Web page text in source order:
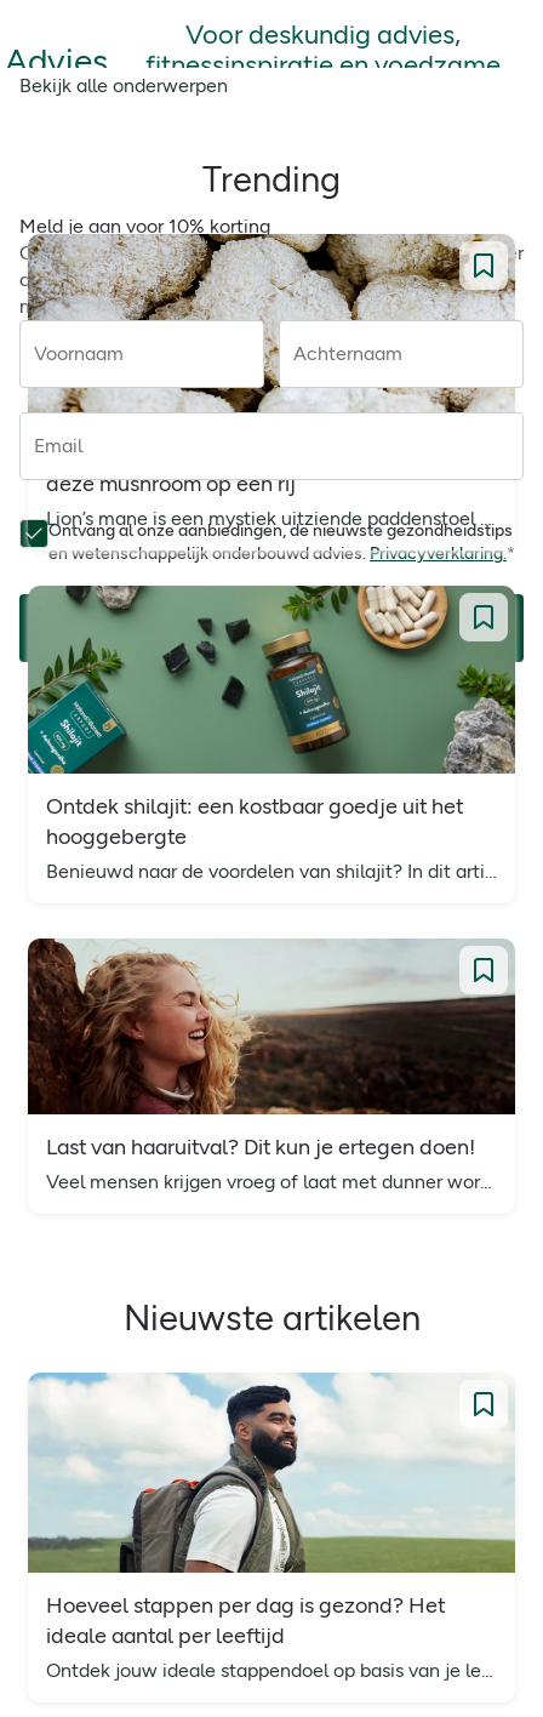
Advies
Voor deskundig advies,
fitnessinspiratie en voedzame
Bekijk alle onderwerpen
Trending
Lion’s mane: alle voordelen en het gebruik van
deze mushroom op een rij
Lion’s mane is een mystiek uitziende paddenstoel met vele werkingen maar ook veelzijdig in geschiedenis, smaken en bereiding. Lees verder en ontdek.
Ontdek shilajit: een kostbaar goedje uit het
hooggebergte
Last van haaruitval? Dit kun je ertegen doen!
Veel mensen krijgen vroeg of laat met dunner wordend haar of haarverlies te maken. Wij leggen uit hoe dit komt én hoe jij je haar zo gezond mogelijk houdt.
Nieuwste artikelen
Hoeveel stappen per dag is gezond? Het
ideale aantal per leeftijd
Meld je aan voor 10% korting
Ontvang daarnaast exclusieve aanbiedingen en advies ter
ondersteuning van je gezondheid, rechtstreeks in je
mailbox
Voornaam Achternaam
Email
Ontvang al onze aanbiedingen, de nieuwste gezondheidstips
en wetenschappelijk onderbouwd advies. Privacyverklaring.*
Aanmelden